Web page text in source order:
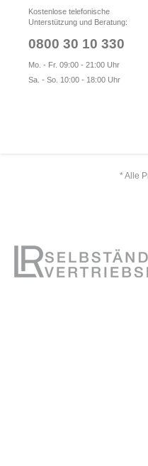
Kostenlose telefonische
Unterstützung und Beratung:
0800 30 10 330
Mo. - Fr. 09:00 - 21:00 Uhr
Sa. - So. 10:00 - 18:00 Uhr
* Alle